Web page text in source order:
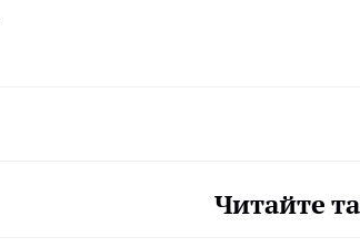
Читайте